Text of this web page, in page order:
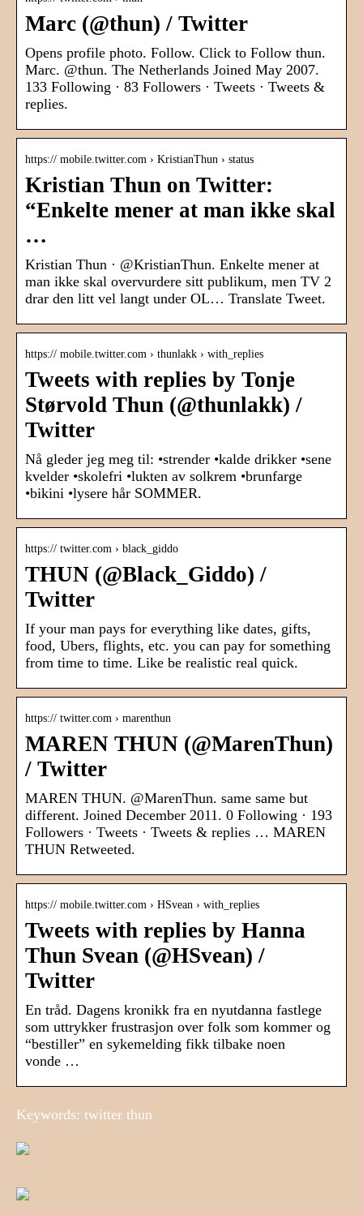
Marc (@thun) / Twitter
Opens profile photo. Follow. Click to Follow thun.
Marc. @thun. The Netherlands Joined May 2007.
133 Following · 83 Followers · Tweets · Tweets &
replies.
https:// mobile.twitter.com › KristianThun › status
Kristian Thun on Twitter:
“Enkelte mener at man ikke skal
…
Kristian Thun · @KristianThun. Enkelte mener at
man ikke skal overvurdere sitt publikum, men TV 2
drar den litt vel langt under OL… Translate Tweet.
https:// mobile.twitter.com › thunlakk › with_replies
Tweets with replies by Tonje
Størvold Thun (@thunlakk) /
Twitter
Nå gleder jeg meg til: •strender •kalde drikker •sene
kvelder •skolefri •lukten av solkrem •brunfarge
•bikini •lysere hår SOMMER.
https:// twitter.com › black_giddo
THUN (@Black_Giddo) /
Twitter
If your man pays for everything like dates, gifts,
food, Ubers, flights, etc. you can pay for something
from time to time. Like be realistic real quick.
https:// twitter.com › marenthun
MAREN THUN (@MarenThun)
/ Twitter
MAREN THUN. @MarenThun. same same but
different. Joined December 2011. 0 Following · 193
Followers · Tweets · Tweets & replies … MAREN
THUN Retweeted.
https:// mobile.twitter.com › HSvean › with_replies
Tweets with replies by Hanna
Thun Svean (@HSvean) /
Twitter
En tråd. Dagens kronikk fra en nyutdanna fastlege
som uttrykker frustrasjon over folk som kommer og
“bestiller” en sykemelding fikk tilbake noen
vonde …
Keywords: twitter thun